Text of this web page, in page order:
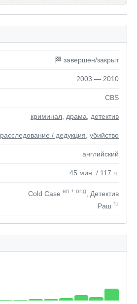
🏁 завершен/закрыт
2003 — 2010
CBS
криминал драма детектив
расследование / дедукция убийство
английский
45 мин. / 117 ч.
Cold Case en + orig
, Детектив
Раш ru